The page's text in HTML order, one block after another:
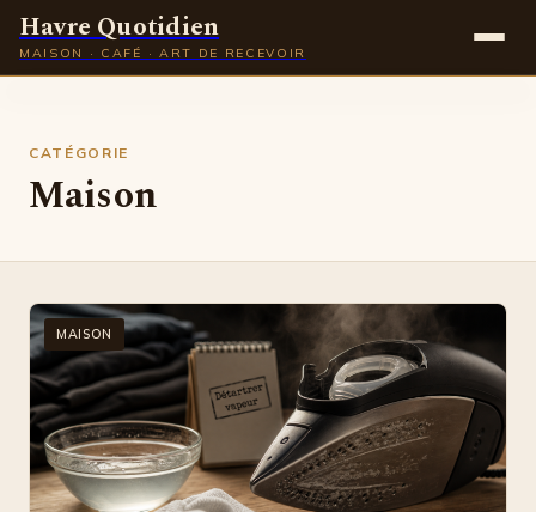
Havre Quotidien
MAISON · CAFÉ · ART DE RECEVOIR
CATÉGORIE
Maison
MAISON